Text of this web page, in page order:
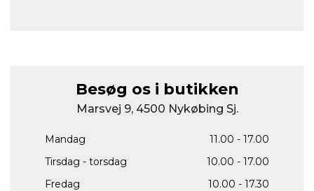
Besøg os i butikken
Marsvej 9, 4500 Nykøbing Sj.
Mandag
11.00 - 17.00
Tirsdag - torsdag
10.00 - 17.00
Fredag
10.00 - 17.30